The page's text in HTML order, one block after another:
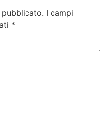
I campi
*